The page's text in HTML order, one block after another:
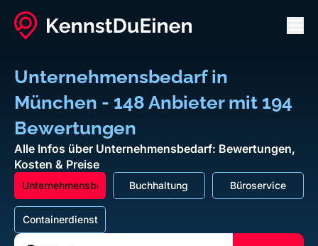
Unternehmensbedarf in
München - 148 Anbieter mit 194
Bewertungen
Alle Infos über Unternehmensbedarf: Bewertungen,
Kosten & Preise
Unternehmensbedarf Buchhaltung Büroservice
Containerdienst